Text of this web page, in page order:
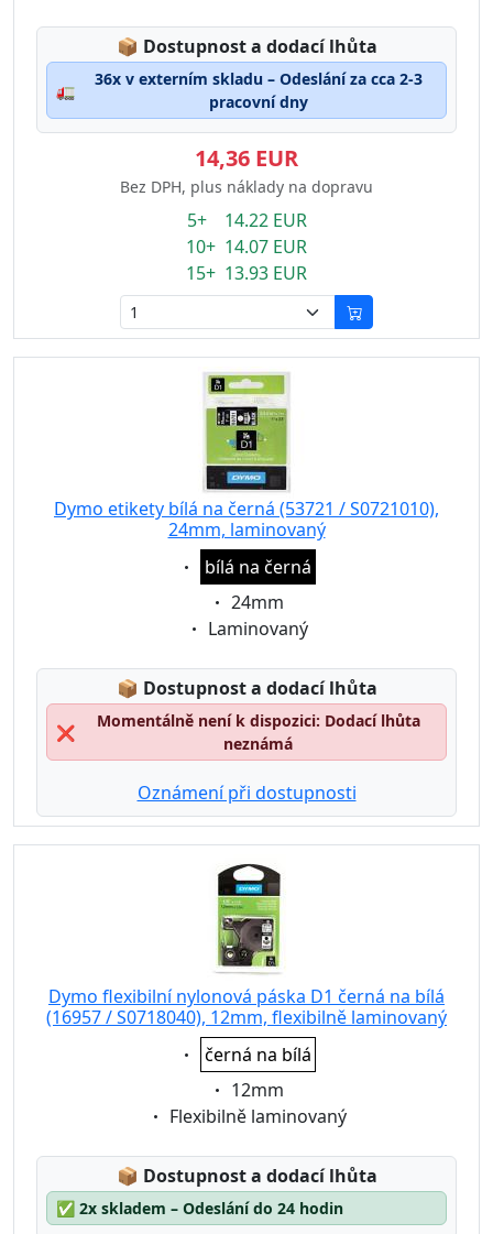
📦 Lagerstatus:
Dostupnost a dodací lhůta
🚛
36x v externím skladu – Odeslání za cca 2-3
pracovní dny
14,36 EUR
Bez DPH, plus náklady na dopravu
5+ 14.22 EUR
10+ 14.07 EUR
15+ 13.93 EUR
Dymo etikety bílá na černá (53721 / S0721010),
24mm, laminovaný
Eigenschaft:
bílá na černá
Eigenschaft:
24mm
Eigenschaft:
Laminovaný
📦 Lagerstatus:
Dostupnost a dodací lhůta
❌
Momentálně není k dispozici: Dodací lhůta
neznámá
Oznámení při dostupnosti
Dymo flexibilní nylonová páska D1 černá na bílá
(16957 / S0718040), 12mm, flexibilně laminovaný
Eigenschaft:
černá na bílá
Eigenschaft:
12mm
Eigenschaft:
Flexibilně laminovaný
📦 Lagerstatus:
Dostupnost a dodací lhůta
✅ 2x skladem – Odeslání do 24 hodin